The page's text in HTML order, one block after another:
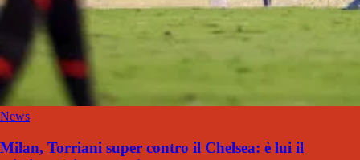
News
Milan, Torriani super contro il Chelsea: è lui il